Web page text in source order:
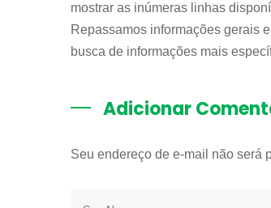
mostrar as inúmeras linhas
Repassamos informações gerais
busca de informações mais
Adicionar
Seu endereço de e-mail não será